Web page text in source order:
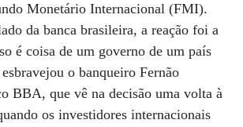
Monetário Internacional (FMI).
da banca brasileira, a reação foi a
é coisa de um governo de um país
o banqueiro Fernão
BBA, que vê na decisão uma volta à
os investidores internacionais